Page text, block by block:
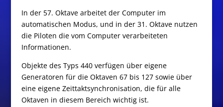
In der 57. Oktave arbeitet der Computer im
automatischen Modus, und in der 31. Oktave nutzen
die Piloten die vom Computer verarbeiteten
Informationen.
Objekte des Typs 440 verfügen über eigene
Generatoren für die Oktaven 67 bis 127 sowie über
eine eigene Zeittaktsynchronisation, die für alle
Oktaven in diesem Bereich wichtig ist.